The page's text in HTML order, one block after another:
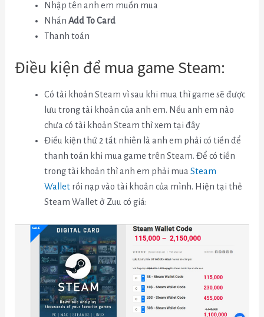
Nhập tên anh em muốn mua
Nhấn Add To Card
Thanh toán
Điều kiện để mua game Steam:
Có tài khoản Steam vì sau khi mua thì game sẽ được
lưu trong tài khoản của anh em. Nếu anh em nào
chưa có tài khoản Steam thì xem tại đây
Điều kiện thứ 2 tất nhiên là anh em phải có tiền để
thanh toán khi mua game trên Steam. Để có tiền
trong tài khoản thì anh em phải mua Steam
Walletrồi nạp vào tài khoản của mình. Hiện tại thẻ
Steam Wallet ở Zuu có giá: